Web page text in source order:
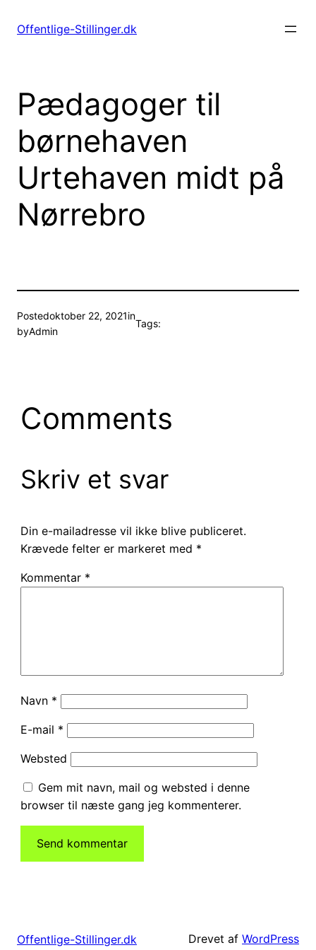
Offentlige-Stillinger.dk
Pædagoger til
børnehaven
Urtehaven midt på
Nørrebro
Postedoktober 22, 2021in
byAdmin
Tags:
Comments
Skriv et svar
Din e-mailadresse vil ikke blive publiceret.
Krævede felter er markeret med *
Kommentar *
Navn *
E-mail *
Websted
Gem mit navn, mail og websted i denne
browser til næste gang jeg kommenterer.
Offentlige-Stillinger.dk Drevet af WordPress